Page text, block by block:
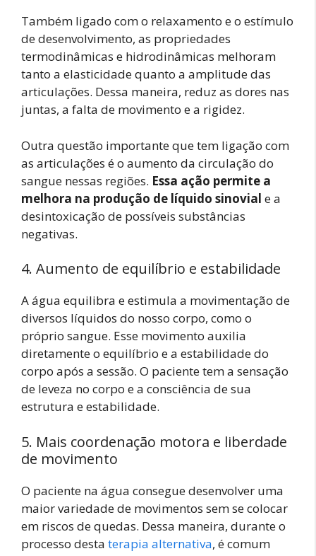
Também ligado com o relaxamento e o estímulo
de desenvolvimento, as propriedades
termodinâmicas e hidrodinâmicas melhoram
tanto a elasticidade quanto a amplitude das
articulações. Dessa maneira, reduz as dores nas
juntas, a falta de movimento e a rigidez.
Outra questão importante que tem ligação com
as articulações é o aumento da circulação do
sangue nessas regiões. Essa ação permite a
melhora na produção de líquido sinovial e a
desintoxicação de possíveis substâncias
negativas.
4. Aumento de equilíbrio e estabilidade
A água equilibra e estimula a movimentação de
diversos líquidos do nosso corpo, como o
próprio sangue. Esse movimento auxilia
diretamente o equilíbrio e a estabilidade do
corpo após a sessão. O paciente tem a sensação
de leveza no corpo e a consciência de sua
estrutura e estabilidade.
5. Mais coordenação motora e liberdade
de movimento
O paciente na água consegue desenvolver uma
maior variedade de movimentos sem se colocar
em riscos de quedas. Dessa maneira, durante o
processo desta terapia alternativa, é comum